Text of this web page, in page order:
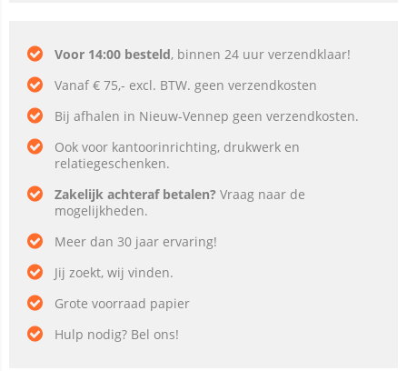
Voor 14:00 besteld, binnen 24 uur verzendklaar!
Vanaf € 75,- excl. BTW. geen verzendkosten
Bij afhalen in Nieuw-Vennep geen verzendkosten.
Ook voor kantoorinrichting, drukwerk en
relatiegeschenken.
Zakelijk achteraf betalen? Vraag naar de
mogelijkheden.
Meer dan 30 jaar ervaring!
Jij zoekt, wij vinden.
Grote voorraad papier
Hulp nodig? Bel ons!